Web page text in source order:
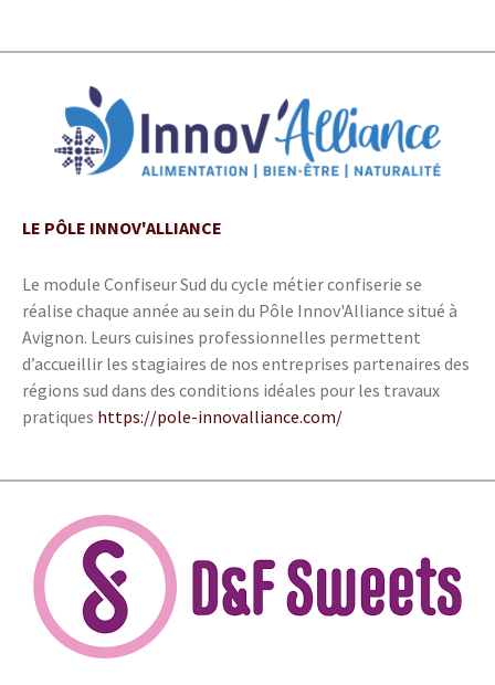
LE PÔLE INNOV'ALLIANCE
Le module Confiseur Sud du cycle métier confiserie se
réalise chaque année au sein du Pôle Innov'Alliance situé à
Avignon. Leurs cuisines professionnelles permettent
d’accueillir les stagiaires de nos entreprises partenaires des
régions sud dans des conditions idéales pour les travaux
pratiques https://pole-innovalliance.com/